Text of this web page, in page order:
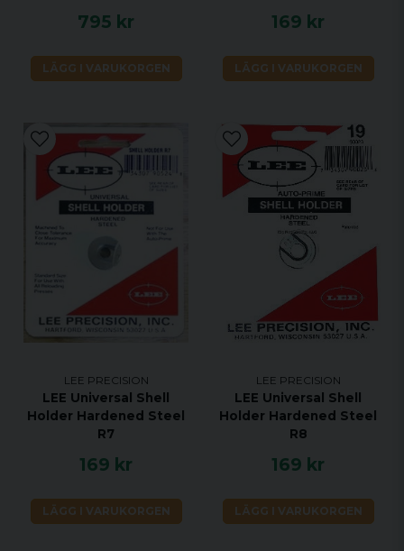
795 kr
LÄGG I VARUKORGEN
169 kr
LÄGG I VARUKORGEN
LEE PRECISION
LEE Universal Shell
Holder Hardened Steel
R7
169 kr
LÄGG I VARUKORGEN
LEE PRECISION
LEE Universal Shell
Holder Hardened Steel
R8
169 kr
LÄGG I VARUKORGEN